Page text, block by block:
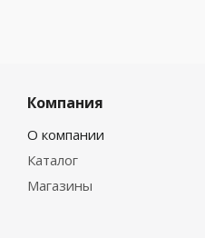
Компания
О компании
Каталог
Магазины